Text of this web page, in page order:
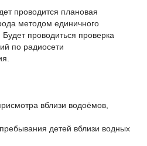
проводится плановая
методом единичного
Будет проводиться проверка
по радиосети
вблизи водоёмов,
детей вблизи водных